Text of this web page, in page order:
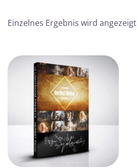
Einzelnes Ergebnis wird angezeigt